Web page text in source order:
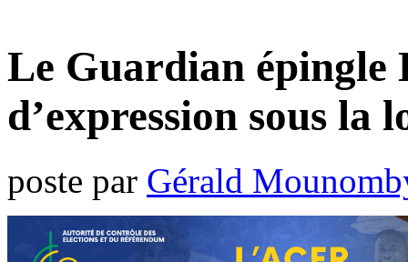
Le Guardian
d’expression sous la
poste par Gérald